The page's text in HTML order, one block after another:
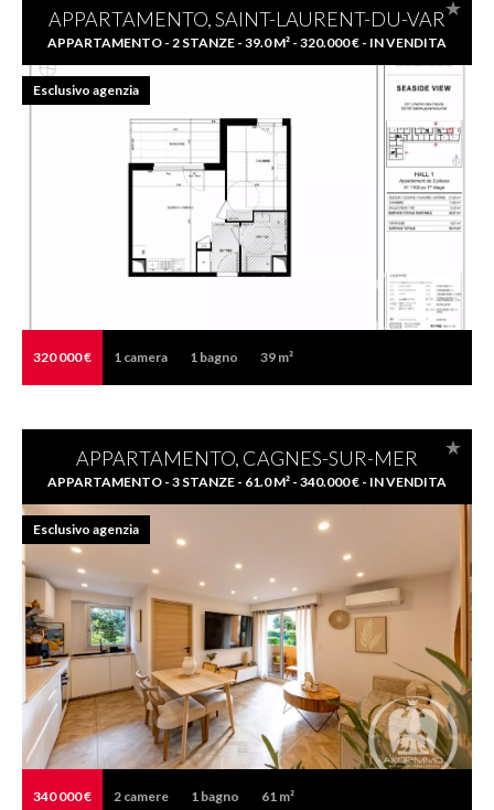
APPARTAMENTO, SAINT-LAURENT-DU-VAR
APPARTAMENTO - 2 STANZE - 39.0 M² - 320.000 € - IN VENDITA
320 000 € 1 camera 1 bagno 39 m²
Esclusivo agenzia
APPARTAMENTO, CAGNES-SUR-MER
APPARTAMENTO - 3 STANZE - 61.0 M² - 340.000 € - IN VENDITA
340 000 € 2 camere 1 bagno 61 m²
Esclusivo agenzia